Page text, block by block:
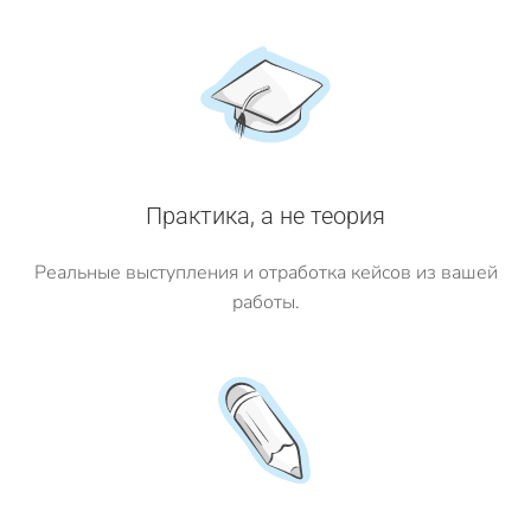
Практика, а не теория
Реальные выступления и отработка кейсов из вашей
работы.